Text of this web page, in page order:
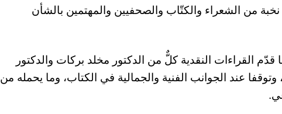
من الشعراء والكتّاب والصحفيين والمهتمين بالشأن
قدّم القراءات النقدية كلٌّ من الدكتور مخلد بركات والدكتور
وتوقفا عند الجوانب الفنية والجمالية في الكتاب، وما يحمله من